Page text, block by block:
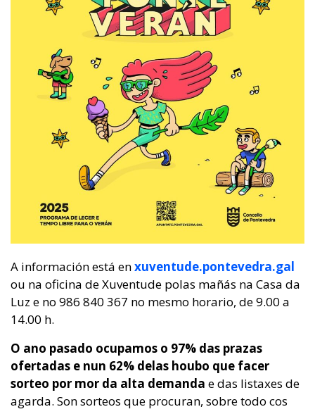
A información está enxuventude.pontevedra.gal
ou na oficina de Xuventude polas mañás na Casa da
Luz e no 986 840 367 no mesmo horario, de 9.00 a
14.00 h.
O ano pasado ocupamos o 97% das prazas
ofertadas e nun 62% delas houbo que facer
sorteo por mor da alta demanda e das listaxes de
agarda. Son sorteos que procuran, sobre todo cos